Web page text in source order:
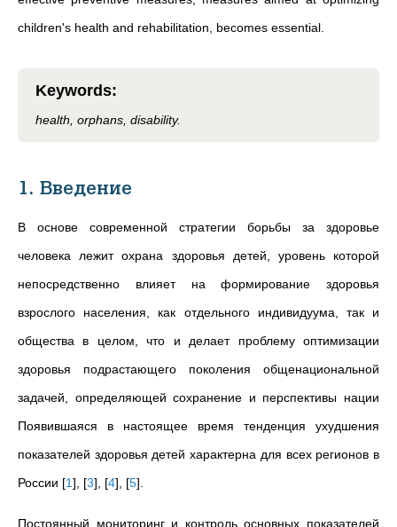
children's health and rehabilitation, becomes essential.
Keywords:
health, orphans, disability.
1. Введение
В основе современной стратегии борьбы за здоровье
человека лежит охрана здоровья детей, уровень которой
непосредственно влияет на формирование здоровья
взрослого населения, как отдельного индивидуума, так и
общества в целом, что и делает проблему оптимизации
здоровья подрастающего поколения общенациональной
задачей, определяющей сохранение и перспективы нации
Появившаяся в настоящее время тенденция ухудшения
показателей здоровья детей характерна для всех регионов в
России [1] [3] [4] [5]
Постоянный мониторинг и контроль основных показателей